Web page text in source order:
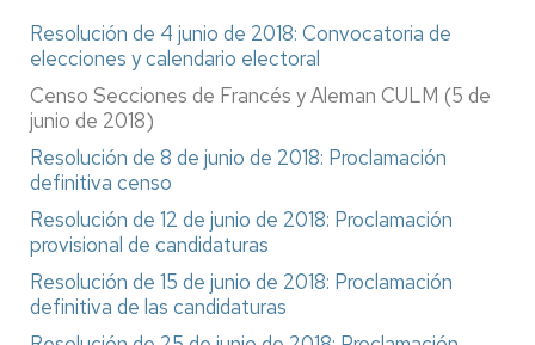
Resolución de 4 junio de 2018: Convocatoria de
elecciones y calendario electoral
Censo Secciones de Francés y Aleman CULM (5 de
junio de 2018)
Resolución de 8 de junio de 2018: Proclamación
definitiva censo
Resolución de 12 de junio de 2018: Proclamación
provisional de candidaturas
Resolución de 15 de junio de 2018: Proclamación
definitiva de las candidaturas